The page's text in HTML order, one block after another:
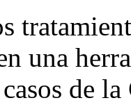
una
de